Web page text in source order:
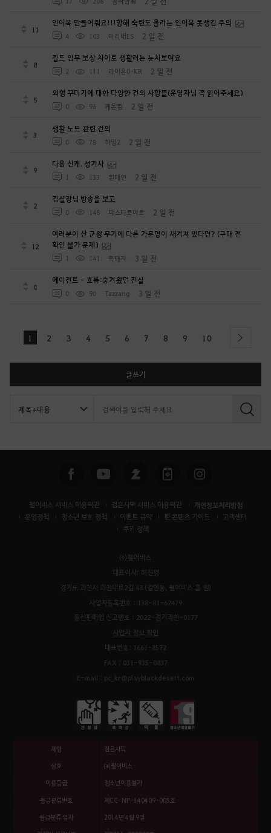
11
인어복 만들어줘요!!!항해 숙련도 올리는 인어복 못생김 주의
4 103 미리내ES 2 일 전
8
길드 임무 보상 차이로 생활러는 눈치보여요
2 111 라이온0-KR 2 일 전
5
외형 꾸미기에 대한 다양한 건의 사항들(운영자님 꼭 읽어주세요)
0 96 케돈킴 2 일 전
3
생활 노드 관련 건의
0 78 하잉2 2 일 전
9
다음 신캐. 성기사
1 133 흰태연 2 일 전
2
김실장님 방송을 보고
0 148 파스타토마토 2 일 전
12
여러분이 산 군왕 무기에 다른 가문명이 새겨져 있다면? (구매 전
확인 불가 문제)
1 141 흑태자 3 일 전
0
에이전트 - 흐름:숨겨왔던 진실
0 90 Tazzang 3 일 전
1 2 3 4 5 6 7 8 9 10 next
글쓰기
검
펄어비스 서비스 이용약관 검은사막 서비스 이용약관 개인정보처리방침
운영정책 청소년 보호 정책 이벤트 규약 팬 콘텐츠 가이드
고객센터
쿠키 정책
㈜펄어비스
대표이사: 허진영
경기도 과천시 과천대로2길 48 (갈현동, 펄어비스 홈 원)
사업자등록번호 : 138-81-62479
통신판매업 신고번호 : 2022-경기과천-0177
사업자 정보 확인
대표번호: 1661-8572
FAX : 031-935-0837
E-mail : pc_kr@playblackdesert.com
제명 검은사막
상호 ㈜펄어비스
이용등급 청소년이용불가
등급분류번호 제CC-NP-140409-005호
등급분류 일자 2014년 4월 9일